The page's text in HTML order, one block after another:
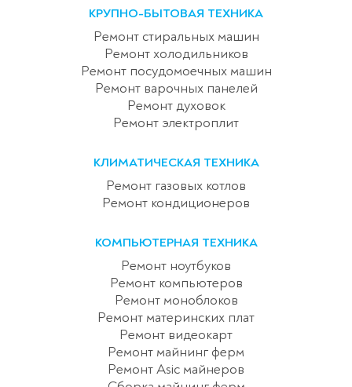
КРУПНО-БЫТОВАЯ ТЕХНИКА
Ремонт стиральных машин
Ремонт холодильников
Ремонт посудомоечных машин
Ремонт варочных панелей
Ремонт духовок
Ремонт электроплит
КЛИМАТИЧЕСКАЯ ТЕХНИКА
Ремонт газовых котлов
Ремонт кондиционеров
КОМПЬЮТЕРНАЯ ТЕХНИКА
Ремонт ноутбуков
Ремонт компьютеров
Ремонт моноблоков
Ремонт материнских плат
Ремонт видеокарт
Ремонт майнинг ферм
Ремонт Asic майнеров